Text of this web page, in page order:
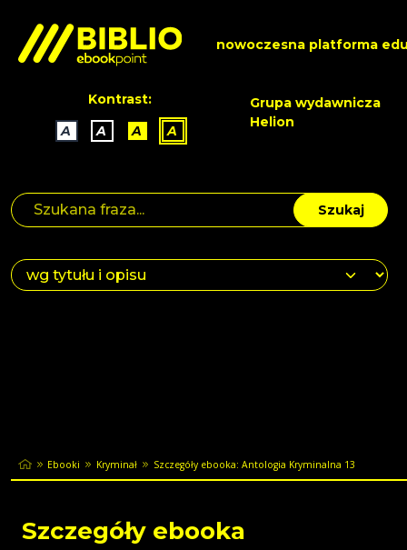
nowoczesna platforma
Kontrast:
A
A A A
Grupa wydawnicza
Helion
Szukaj
Ebooki Kryminał Szczegóły ebooka: Antologia Kryminalna 13
Szczegóły ebooka